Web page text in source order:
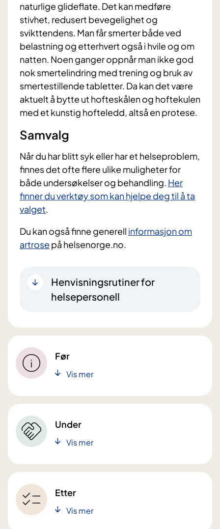
naturlige glideflate. Det kan medføre
stivhet, redusert bevegelighet og
svikttendens. Man får smerter både ved
belastning og etterhvert også i hvile og om
natten. Noen ganger oppnår man ikke god
nok smertelindring med trening og bruk av
smertestillende tabletter. Da kan det være
aktuelt å bytte ut hofteskålen og hoftekulen
med et kunstig hofteledd, altså en protese.
​Samvalg
Når du har blitt syk eller har et helseproblem,
finnes det ofte flere ulike muligheter for
både undersøkelser og behandling. Her
finner du ​verktøy som kan hjelpe deg til å ta
valget.
Du kan også finne generell informasjon om
artrose på helsenorge.no.
Henvisningsrutiner for
helsepersonell
Før
Vis mer
Under
Vis mer
Etter
Vis mer